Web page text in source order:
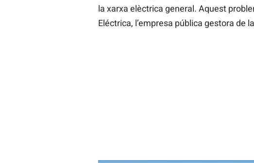
la xarxa elèctrica general. Aquest
Eléctrica, l’empresa pública gestora de